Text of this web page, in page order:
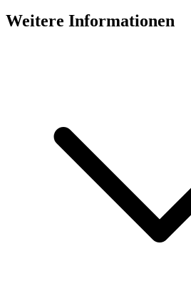
Weitere Informationen